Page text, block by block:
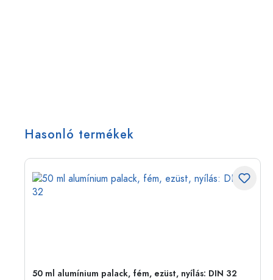
Hasonló termékek
50 ml alumínium palack, fém, ezüst, nyílás: DIN 32